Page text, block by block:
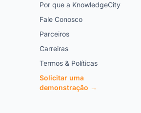
Por que a KnowledgeCity
Fale Conosco
Parceiros
Carreiras
Termos & Políticas
Solicitar uma
demonstração →